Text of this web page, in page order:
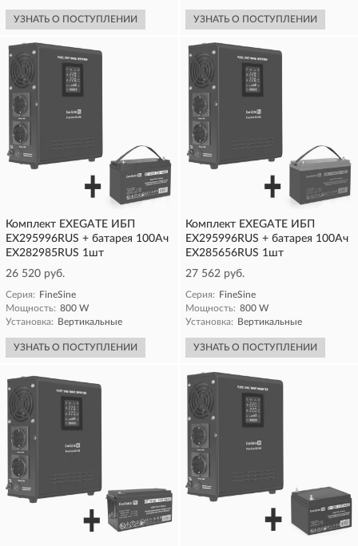
УЗНАТЬ О ПОСТУПЛЕНИИ УЗНАТЬ О ПОСТУПЛЕНИИ
Комплект EXEGATE ИБП
EX295996RUS + батарея 100Aч
EX282985RUS 1шт
26 520 руб.
Серия: FineSine
Мощность: 800 W
Установка: Вертикальные
УЗНАТЬ О ПОСТУПЛЕНИИ
Комплект EXEGATE ИБП
EX295996RUS + батарея 100Aч
EX285656RUS 1шт
27 562 руб.
Серия: FineSine
Мощность: 800 W
Установка: Вертикальные
УЗНАТЬ О ПОСТУПЛЕНИИ